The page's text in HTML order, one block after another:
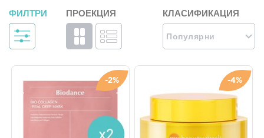
ФИЛТРИ ПРОЕКЦИЯ КЛАСИФИКАЦИЯ
Популярни
-2% -4%